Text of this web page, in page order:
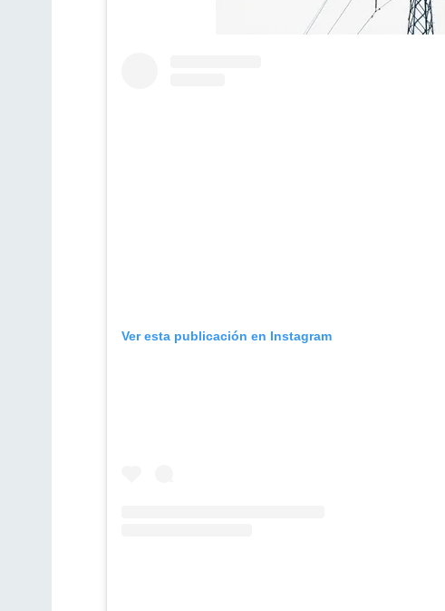
Ver esta publicación en Instagram